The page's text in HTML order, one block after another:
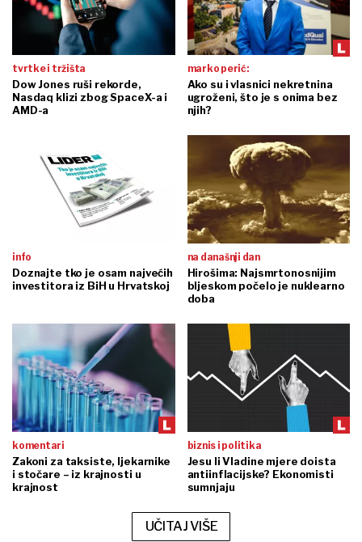
tvrtke i tržišta
Dow Jones ruši rekorde,
Nasdaq klizi zbog SpaceX-a i
AMD-a
marko perić:
Ako su i vlasnici nekretnina
ugroženi, što je s onima bez
njih?
info
Doznajte tko je osam najvećih
investitora iz BiH u Hrvatskoj
na današnji dan
Hirošima: Najsmrtonosnijim
bljeskom počelo je nuklearno
doba
komentari
Zakoni za taksiste, ljekarnike
i stočare – iz krajnosti u
krajnost
biznis i politika
Jesu li Vladine mjere doista
antiinflacijske? Ekonomisti
sumnjaju
UČITAJ VIŠE